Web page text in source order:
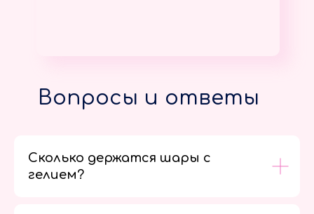
Вопросы и ответы
Сколько держатся шары с
гелием?